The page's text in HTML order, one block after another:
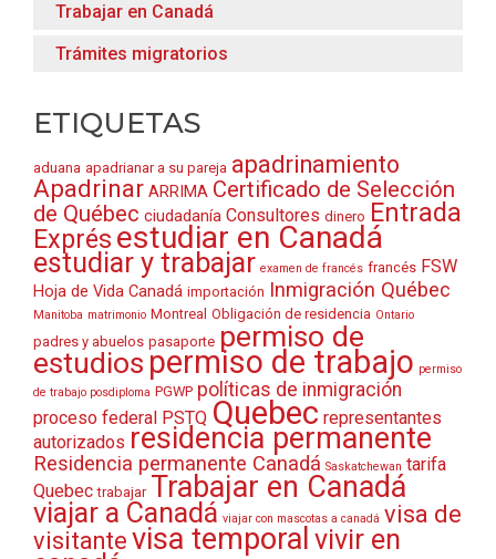
Trabajar en Canadá
Trámites migratorios
ETIQUETAS
aduana apadrianar a su pareja apadrinamiento
Apadrinar ARRIMA Certificado de Selección
de Québec ciudadanía Consultores dinero Entrada
Exprés estudiar en Canadá
estudiar y trabajar examen de francés francés FSW
Hoja de Vida Canadá importación Inmigración Québec
Manitoba matrimonio Montreal Obligación de residencia Ontario
padres y abuelos pasaporte permiso de
estudiospermiso de trabajo permiso
de trabajo posdiploma PGWP políticas de inmigración
proceso federal PSTQ Quebec representantes
autorizados residencia permanente
Residencia permanente Canadá Saskatchewan tarifa
Quebec trabajar Trabajar en Canadá
viajar a Canadá viajar con mascotas a canadá visa de
visitante visa temporal vivir en